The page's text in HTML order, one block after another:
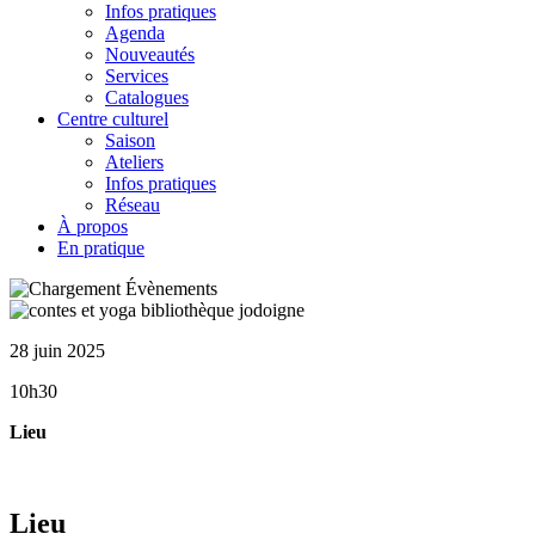
Infos pratiques
Agenda
Nouveautés
Services
Catalogues
Centre culturel
Saison
Ateliers
Infos pratiques
Réseau
À propos
En pratique
28 juin 2025
10h30
Lieu
Lieu